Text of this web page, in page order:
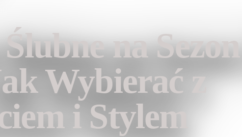
na
Wybierać z
i Stylem